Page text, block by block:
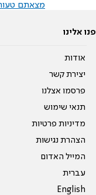
מצאתם טעות
פנו אלינו
אודות
יצירת קשר
פרסמו אצלנו
תנאי שימוש
מדיניות פרטיות
הצהרת נגישות
המייל האדום
עברית
English